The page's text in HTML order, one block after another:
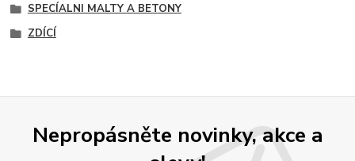
SPECÍALNI MALTY A BETONY
ZDÍCÍ
Nepropásněte novinky, akce a